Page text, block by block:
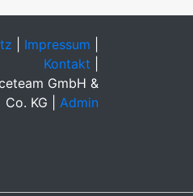
Impressum
Kontakt
GmbH &
Co. KG | Admin